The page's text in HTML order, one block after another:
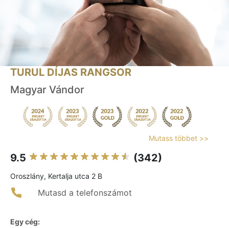
TURUL DÍJAS RANGSOR
Magyar Vándor
Mutass többet >>
9.5 (342)
Oroszlány, Kertalja utca 2 B
Mutasd a telefonszámot
Egy cég: